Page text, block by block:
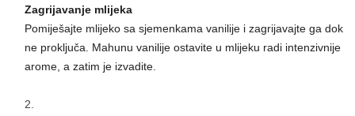
Zagrijavanje mlijeka
Pomiješajte mlijeko sa sjemenkama vanilije i zagrijavajte ga dok
ne proključa. Mahunu vanilije ostavite u mlijeku radi intenzivnije
arome, a zatim je izvadite.